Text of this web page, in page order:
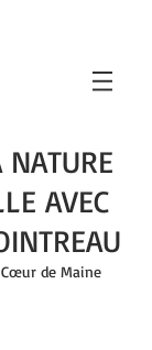
AVEC
Cœur de Maine